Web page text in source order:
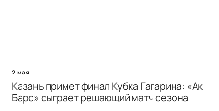
2 мая
Казань примет финал Кубка Гагарина: «Ак
Барс» сыграет решающий матч сезона